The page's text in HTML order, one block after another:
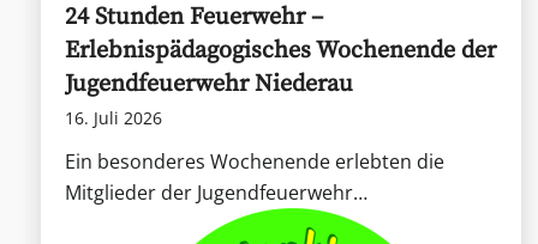
24 Stunden Feuerwehr –
Erlebnispädagogisches Wochenende der
Jugendfeuerwehr Niederau
16. Juli 2026
Ein besonderes Wochenende erlebten die
Mitglieder der Jugendfeuerwehr…